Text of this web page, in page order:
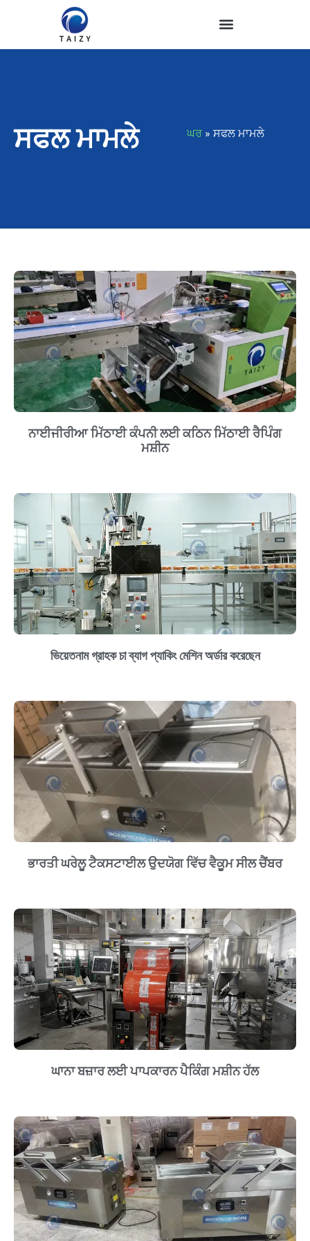
ਸਫਲ ਮਾਮਲੇ ਘਰ » ਸਫਲ ਮਾਮਲੇ
ਨਾਈਜੀਰੀਆ ਮਿੱਠਾਈ ਕੰਪਨੀ ਲਈ ਕਠਿਨ ਮਿੱਠਾਈ ਰੈਪਿੰਗ
ਮਸ਼ੀਨ
ভিয়েতনাম গ্রাহক চা ব্যাগ প্যাকিং মেশিন অর্ডার করেছেন
ਭਾਰਤੀ ਘਰੇਲੂ ਟੈਕਸਟਾਈਲ ਉਦਯੋਗ ਵਿੱਚ ਵੈਕੂਮ ਸੀਲ ਚੈਂਬਰ
ਘਾਨਾ ਬਜ਼ਾਰ ਲਈ ਪਾਪਕਾਰਨ ਪੈਕਿੰਗ ਮਸ਼ੀਨ ਹੱਲ